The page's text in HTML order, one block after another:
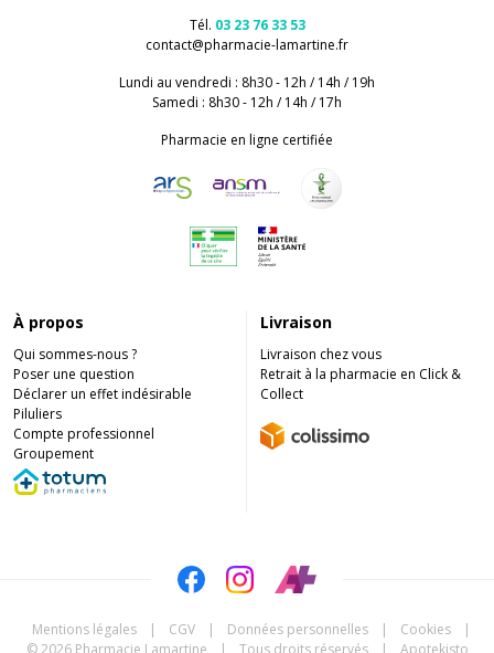
Tél. 03 23 76 33 53
contact@pharmacie-lamartine.fr
Lundi au vendredi : 8h30 - 12h / 14h / 19h
Samedi : 8h30 - 12h / 14h / 17h
Pharmacie en ligne certifiée
À propos
Qui sommes-nous ?
Poser une question
Déclarer un effet indésirable
Piluliers
Compte professionnel
Groupement
Livraison
Livraison chez vous
Retrait à la pharmacie en Click &
Collect
Mentions légales | CGV | Données personnelles | Cookies
|
© 2026 Pharmacie Lamartine
| Tous droits réservés | Apotekisto